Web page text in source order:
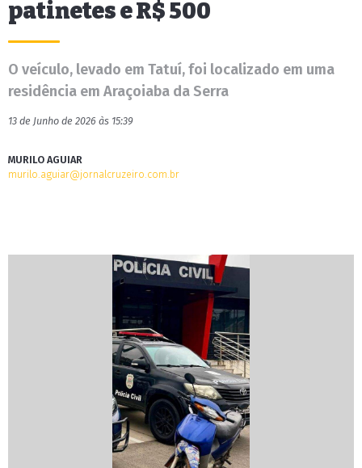
patinetes e R$ 500
O veículo, levado em Tatuí, foi localizado em uma
residência em Araçoiaba da Serra
13 de Junho de 2026 às 15:39
MURILO AGUIAR
murilo.aguiar@jornalcruzeiro.com.br